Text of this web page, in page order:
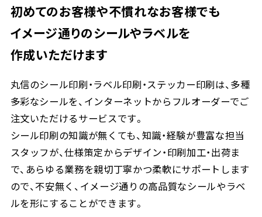
初めてのお客様や不慣れなお客様でも
イメージ通りのシールやラベルを
作成いただけます
丸信のシール印刷・ラベル印刷・ステッカー印刷は、多種
多彩なシールを、インターネットからフルオーダーでご
注文いただけるサービスです。
シール印刷の知識が無くても、知識・経験が豊富な担当
スタッフが、仕様策定からデザイン・印刷加工・出荷ま
で、あらゆる業務を親切丁寧かつ柔軟にサポートします
ので、不安無く、イメージ通りの高品質なシールやラベ
ルを形にすることができます。